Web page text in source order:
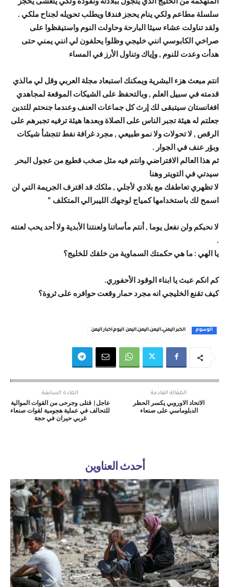
المتهكمة من الخليج الذي يتجول ببلادته ونقوده ولكي يتعشى يحجز
سلسلة مطاعم ولكي ينام يحجز فندقا ويطلب تحويله لجناح ملكي .
ولقد تناولت عشاء سيئا البارحة وحاولت النوم واستيقظوا على
صراخي الكابوسي انني خليجي وظلوا يحلفون لي انني يمني حتى
هدأت وعدت للنوم , وإياك وتناول الأرز في المساء
انتم مبعث هزء البشرية ويمكنك استبعاد مجلة العربي وقل لي مالذي
قدمته في سبيل العلم , وبالتحفظ على الشيكات الموقعة لمجاهدي
افغانستان سيتبقى لك إرث كل جماعات العنف وعندما جنحتم للتدين
جعلتم له هيئة تجبر الناس على الصلاة وبعدها هيئة ترفيه تجبرهم على
الرقص , لا تحولات ولا نمو طبيعي , مجرد غرافة نفط تتجشأ شيكات
وبؤر عنف في الجوار .
ثم هذا العالم الافتراضي وانتم فيه مثل صخب قطيع من عجول البحر
سيدتي في التويتر وهنا
لا تظهري تعاطفك مع بلادي لأجلي , ملكك قد اقترف الجريمة التي لن
اسمح لك باستخدامها كمياج لوجهك الليبرالي المتكلف ”
لا نحبكم ولن نفعل يوما , أنتم مأساتنا ولعنتنا الأبدية ولا أحد يحب لعنته
.
يا الهي : ما هي حكمتك السماوية من خلقك للخليج؟
كم انكم عبث يا ابناء الوقود الأحفوري.
كيف تقنع الخليجي انه مجرد حمار وقعت حوافره على ثروة؟
الوسوم الخبر اليمني،اليمن،اليمن،اليمن اليوم،اخبار اليمن
المادة السابقة
عاجل| قتلى وجرحى من القوات الموالية
للتحالف في عملية هجومية لقوات صنعاء
غربي حيران في حجة
المقالة القادمة
الاتحاد الاوروبي يكسر الحظر
الدبلوماسي على صنعاء
أحدث العناوين